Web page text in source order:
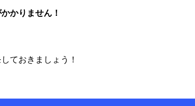
かりません！
ておきましょう！